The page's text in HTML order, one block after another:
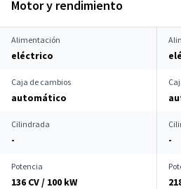
Motor y rendimiento
Alimentación
eléctrico
Caja de cambios
automático
Cilindrada
- -
Potencia
136 CV / 100 kW